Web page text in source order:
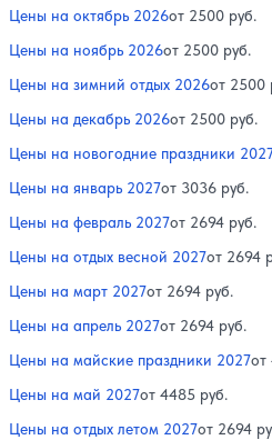
Цены на октябрь 2026от 2500 руб.
Цены на ноябрь 2026от 2500 руб.
Цены на зимний отдых 2026от 2500
Цены на декабрь 2026от 2500 руб.
Цены на новогодние праздники
Цены на январь 2027от 3036 руб.
Цены на февраль 2027от 2694 руб.
Цены на отдых весной 2027от 2694
Цены на март 2027от 2694 руб.
Цены на апрель 2027от 2694 руб.
Цены на майские праздники 2027от
Цены на май 2027от 4485 руб.
Цены на отдых летом 2027от 2694